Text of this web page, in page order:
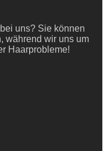
uns? Sie können
während wir uns um
Haarprobleme!